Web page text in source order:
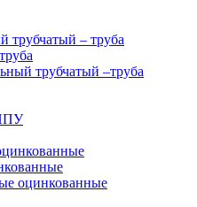
трубчатый – труба
трубчатый –труба
оцинкованные